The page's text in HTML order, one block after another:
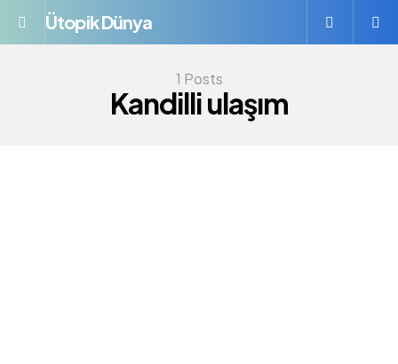
Menü
Ütopik Dünya
1 Posts
Kandilli ulaşım